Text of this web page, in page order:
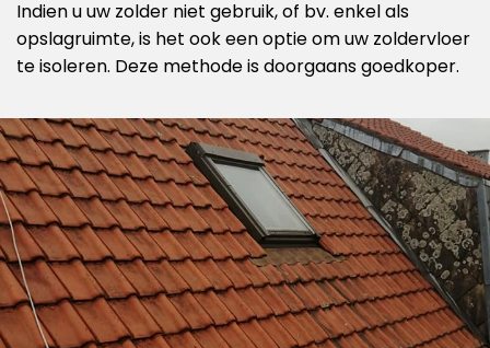
Indien u uw zolder niet gebruik, of bv. enkel als
opslagruimte, is het ook een optie om uw zoldervloer
te isoleren. Deze methode is doorgaans goedkoper.